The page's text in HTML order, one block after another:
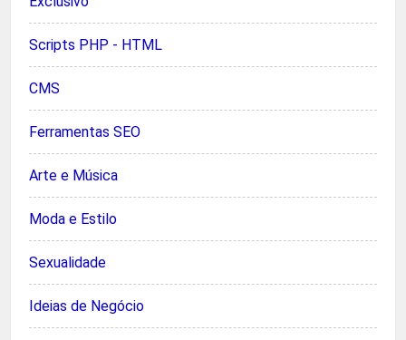
Scripts PHP - HTML
CMS
Ferramentas SEO
Arte e Música
Moda e Estilo
Sexualidade
Ideias de Negócio